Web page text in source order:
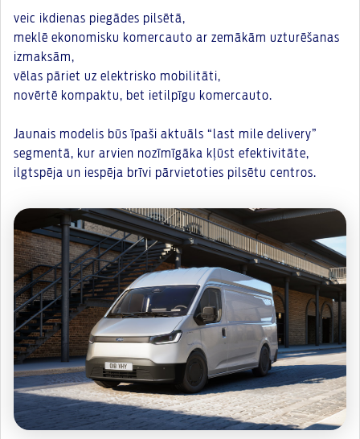
veic ikdienas piegādes pilsētā,
meklē ekonomisku komercauto ar zemākām uzturēšanas
izmaksām,
vēlas pāriet uz elektrisko mobilitāti,
novērtē kompaktu, bet ietilpīgu komercauto.
Jaunais modelis būs īpaši aktuāls “last mile delivery”
segmentā, kur arvien nozīmīgāka kļūst efektivitāte,
ilgtspēja un iespēja brīvi pārvietoties pilsētu centros.